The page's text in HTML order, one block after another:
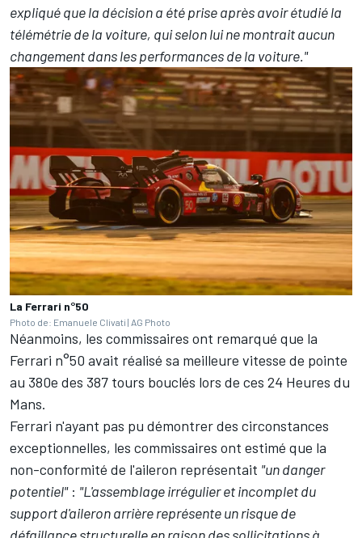
expliqué que la décision a été prise après avoir étudié la
télémétrie de la voiture, qui selon lui ne montrait aucun
changement dans les performances de la voiture."
La Ferrari n°50
Photo de: Emanuele Clivati | AG Photo
Néanmoins, les commissaires ont remarqué que la
Ferrari n°50 avait réalisé sa meilleure vitesse de pointe
au 380e des 387 tours bouclés lors de ces 24 Heures du
Mans.
Ferrari n'ayant pas pu démontrer des circonstances
exceptionnelles, les commissaires ont estimé que la
non-conformité de l'aileron représentait "un danger
potentiel": "L'assemblage irrégulier et incomplet du
support d'aileron arrière représente un risque de